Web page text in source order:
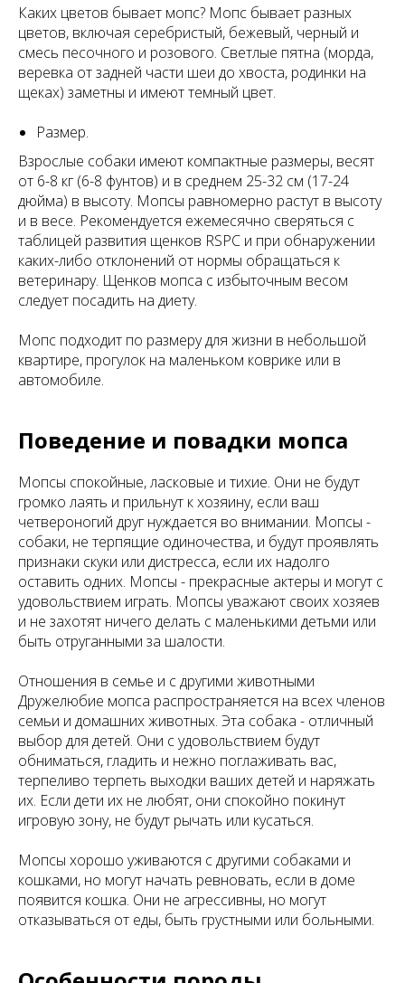
Каких цветов бывает мопс? Мопс бывает разных
цветов, включая серебристый, бежевый, черный и
смесь песочного и розового. Светлые пятна (морда,
веревка от задней части шеи до хвоста, родинки на
щеках) заметны и имеют темный цвет.
Размер.
Взрослые собаки имеют компактные размеры, весят
от 6-8 кг (6-8 фунтов) и в среднем 25-32 см (17-24
дюйма) в высоту. Мопсы равномерно растут в высоту
и в весе. Рекомендуется ежемесячно сверяться с
таблицей развития щенков RSPC и при обнаружении
каких-либо отклонений от нормы обращаться к
ветеринару. Щенков мопса с избыточным весом
следует посадить на диету.
Мопс подходит по размеру для жизни в небольшой
квартире, прогулок на маленьком коврике или в
автомобиле.
Поведение и повадки мопса
Мопсы спокойные, ласковые и тихие. Они не будут
громко лаять и прильнут к хозяину, если ваш
четвероногий друг нуждается во внимании. Мопсы -
собаки, не терпящие одиночества, и будут проявлять
признаки скуки или дистресса, если их надолго
оставить одних. Мопсы - прекрасные актеры и могут с
удовольствием играть. Мопсы уважают своих хозяев
и не захотят ничего делать с маленькими детьми или
быть отруганными за шалости.
Отношения в семье и с другими животными
Дружелюбие мопса распространяется на всех членов
семьи и домашних животных. Эта собака - отличный
выбор для детей. Они с удовольствием будут
обниматься, гладить и нежно поглаживать вас,
терпеливо терпеть выходки ваших детей и наряжать
их. Если дети их не любят, они спокойно покинут
игровую зону, не будут рычать или кусаться.
Мопсы хорошо уживаются с другими собаками и
кошками, но могут начать ревновать, если в доме
появится кошка. Они не агрессивны, но могут
отказываться от еды, быть грустными или больными.